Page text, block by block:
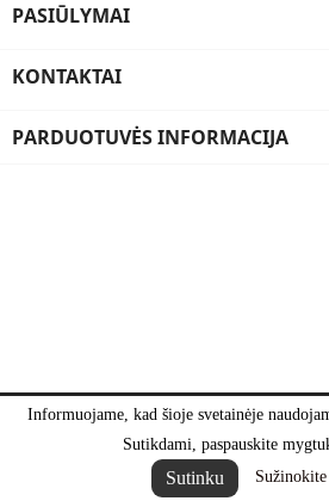
Informuojame, kad šioje svetainėje
Sutikdami, paspauskite
Sutinku
PASIŪLYMAI
KONTAKTAI
PARDUOTUVĖS INFORMACIJA